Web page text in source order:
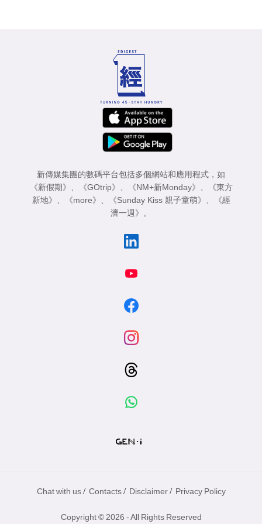
新傳媒集團的數碼平台包括多個網站和應用程式，如
《新假期》
《GOtrip》 《NM+新Monday》
《東方
新地》
《more》 《Sunday Kiss 親子童萌》
《經
濟一週》
。
Chat with us / Contacts / Disclaimer / Privacy Policy
Copyright © 2026 - All Rights Reserved